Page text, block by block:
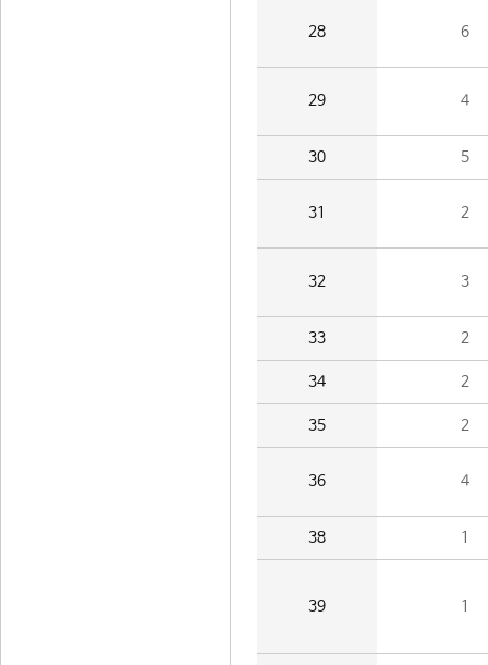
28 6
29 4
30 5
31 2
32 3
33 2
34 2
35 2
36 4
38 1
39 1